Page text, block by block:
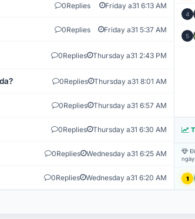
0Replies Friday a31 6:13 AM
0Replies Friday a31 5:37 AM
0Replies Thursday a31 2:43 PM
0Replies Thursday a31 8:01 AM
0Replies Thursday a31 6:57 AM
0Replies Thursday a31 6:30 AM
0Replies Wednesday a31 6:25 AM
0Replies Wednesday a31 6:20 AM
4
5
1